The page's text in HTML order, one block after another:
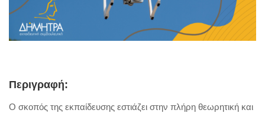
Περιγραφή:
Ο σκοπός της εκπαίδευσης εστιάζει στην πλήρη θεωρητική και